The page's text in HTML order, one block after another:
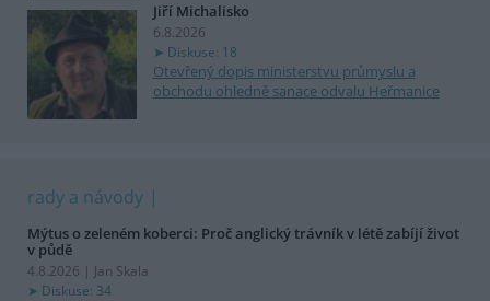
Jiří Michalisko
6.8.2026
Diskuse: 18
Otevřený dopis ministerstvu průmyslu a
obchodu ohledně sanace odvalu Heřmanice
rady a návody
Mýtus o zeleném koberci: Proč anglický trávník v létě zabíjí život
v půdě
4.8.2026 | Jan Skala
Diskuse: 34